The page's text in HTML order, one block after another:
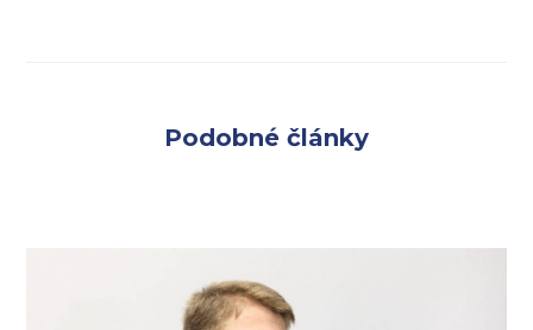
Podobné články